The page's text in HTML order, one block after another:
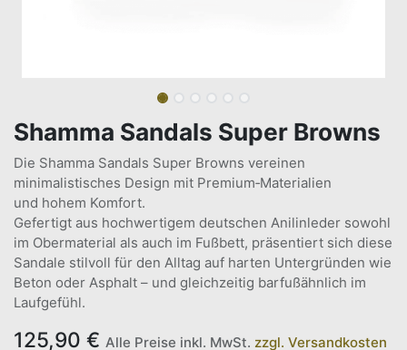
Shamma Sandals Super Browns
Die Shamma Sandals Super Browns vereinen
minimalistisches Design mit Premium‑Materialien
und hohem Komfort.
Gefertigt aus hochwertigem deutschen Anilinleder sowohl
im Obermaterial als auch im Fußbett, präsentiert sich diese
Sandale stilvoll für den Alltag auf harten Untergründen wie
Beton oder Asphalt – und gleichzeitig barfußähnlich im
Laufgefühl.
125,90 € Alle Preise inkl. MwSt. zzgl. Versandkosten